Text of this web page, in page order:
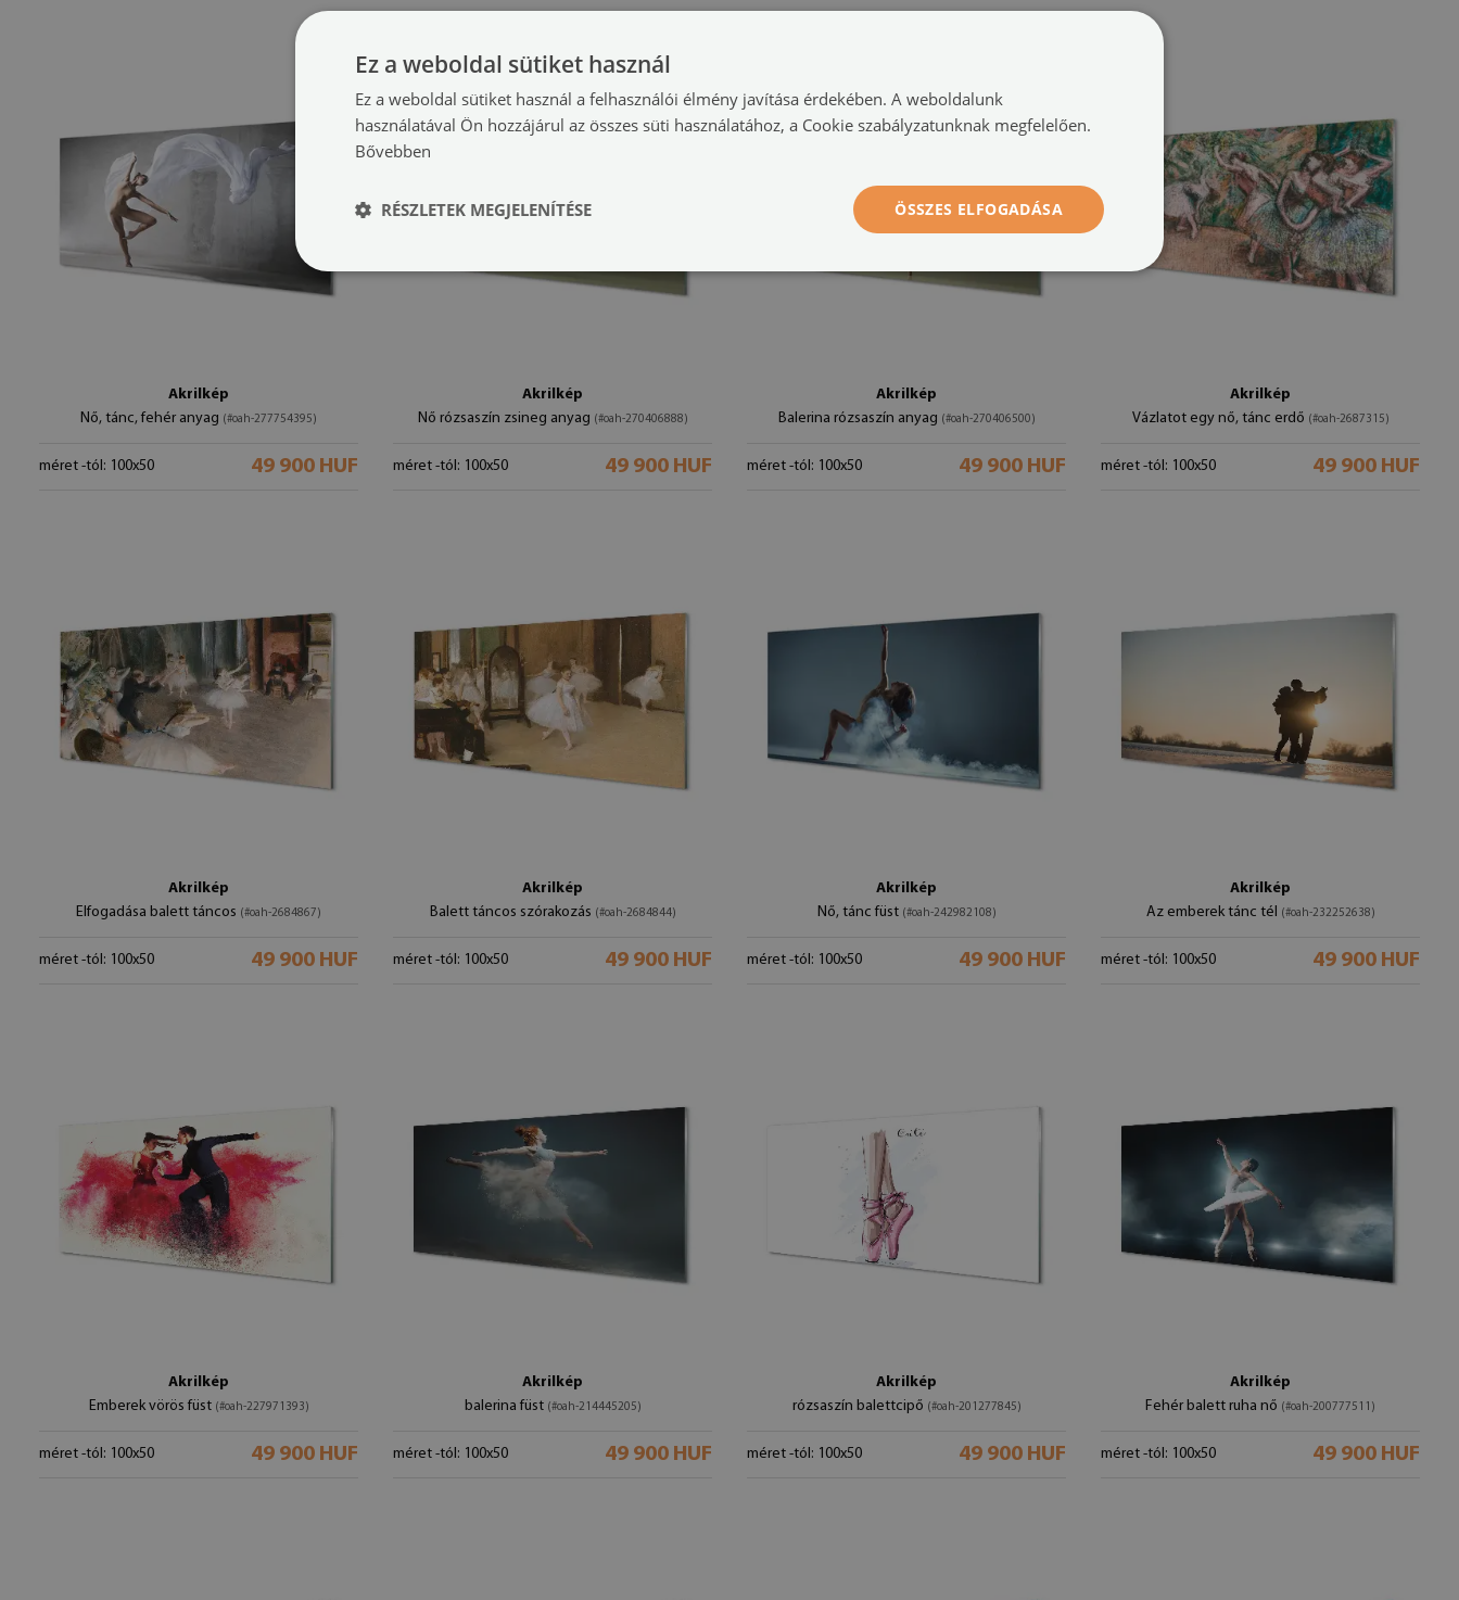
Akrilkép
Nő, tánc, fehér anyag (#oah-277754395)
méret -tól: 100x50 49 900 HUF
Akrilkép
Nő rózsaszín zsineg anyag (#oah-270406888)
méret -tól: 100x50 49 900 HUF
Akrilkép
Balerina rózsaszín anyag (#oah-270406500)
méret -tól: 100x50 49 900 HUF
Akrilkép
Vázlatot egy nő, tánc erdő (#oah-2687315)
méret -tól: 100x50 49 900 HUF
Akrilkép
Elfogadása balett táncos (#oah-2684867)
méret -tól: 100x50 49 900 HUF
Akrilkép
Balett táncos szórakozás (#oah-2684844)
méret -tól: 100x50 49 900 HUF
Akrilkép
Nő, tánc füst (#oah-242982108)
méret -tól: 100x50 49 900 HUF
Akrilkép
Az emberek tánc tél (#oah-232252638)
méret -tól: 100x50 49 900 HUF
Akrilkép
Emberek vörös füst (#oah-227971393)
méret -tól: 100x50 49 900 HUF
Akrilkép
balerina füst (#oah-214445205)
méret -tól: 100x50 49 900 HUF
Akrilkép
rózsaszín balettcipő (#oah-201277845)
méret -tól: 100x50 49 900 HUF
Akrilkép
Fehér balett ruha nő (#oah-200777511)
méret -tól: 100x50 49 900 HUF
Ez a weboldal sütiket használ
Ez a weboldal sütiket használ a felhasználói élmény javítása érdekében. A weboldalunk
használatával Ön hozzájárul az összes süti használatához, a Cookie szabályzatunknak megfelelően.
Bővebben
ÖSSZES ELFOGADÁSA
RÉSZLETEK MEGJELENÍTÉSE